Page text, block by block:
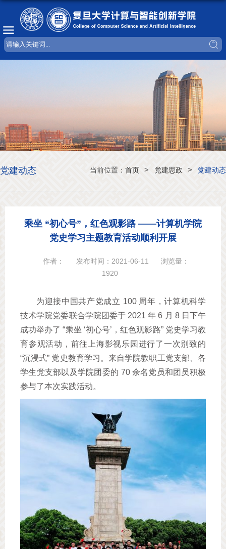
当前位置： 首页 > 党建思政 > 党建动态
党建动态
乘坐 “初心号”，红色观影路 ——计算机学院
党史学习主题教育活动顺利开展
作者： 发布时间：2021-06-11
浏览量：
1920
为迎接中国共产党成立 100 周年，计算机科学
技术学院党委联合学院团委于 2021 年 6 月 8 日下午
成功举办了 “乘坐 ‘初心号’，红色观影路” 党史学习教
育参观活动，前往上海影视乐园进行了一次别致的
“沉浸式” 党史教育学习。来自学院教职工党支部、各
学生党支部以及学院团委的 70 余名党员和团员积极
参与了本次实践活动。